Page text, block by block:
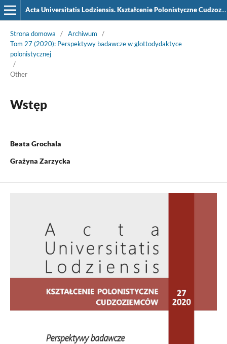
Acta Universitatis Lodziensis. Kształcenie Polonistyczne Cudzoziemców
Strona domowa / Archiwum
/
Tom 27 (2020): Perspektywy badawcze w glottodydaktyce
polonistycznej
/
Other
Wstęp
Beata Grochala
Grażyna Zarzycka